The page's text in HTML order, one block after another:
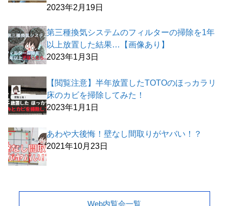
2023年2月19日
第三種換気システムのフィルターの掃除を1年
以上放置した結果…【画像あり】
2023年1月3日
【閲覧注意】半年放置したTOTOのほっカラリ
床のカビを掃除してみた！
2023年1月1日
あわや大後悔！壁なし間取りがヤバい！？
2021年10月23日
Web内覧会一覧